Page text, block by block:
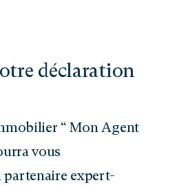
déclaration
“ Mon Agent
vous
expert-